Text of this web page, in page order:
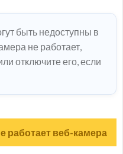
быть недоступны в
не работает,
отключите его, если
работает веб-камера